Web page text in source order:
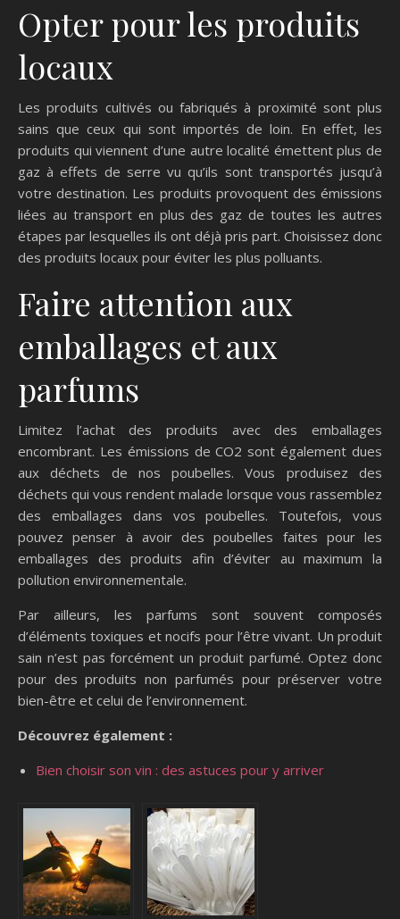
Opter pour les produits
locaux
Les produits cultivés ou fabriqués à proximité sont plus
sains que ceux qui sont importés de loin. En effet, les
produits qui viennent d’une autre localité émettent plus de
gaz à effets de serre vu qu’ils sont transportés jusqu’à
votre destination. Les produits provoquent des émissions
liées au transport en plus des gaz de toutes les autres
étapes par lesquelles ils ont déjà pris part. Choisissez donc
des produits locaux pour éviter les plus polluants.
Faire attention aux
emballages et aux
parfums
Limitez l’achat des produits avec des emballages
encombrant. Les émissions de CO2 sont également dues
aux déchets de nos poubelles. Vous produisez des
déchets qui vous rendent malade lorsque vous rassemblez
des emballages dans vos poubelles. Toutefois, vous
pouvez penser à avoir des poubelles faites pour les
emballages des produits afin d’éviter au maximum la
pollution environnementale.
Par ailleurs, les parfums sont souvent composés
d’éléments toxiques et nocifs pour l’être vivant. Un produit
sain n’est pas forcément un produit parfumé. Optez donc
pour des produits non parfumés pour préserver votre
bien-être et celui de l’environnement.
Découvrez également :
Bien choisir son vin : des astuces pour y arriver